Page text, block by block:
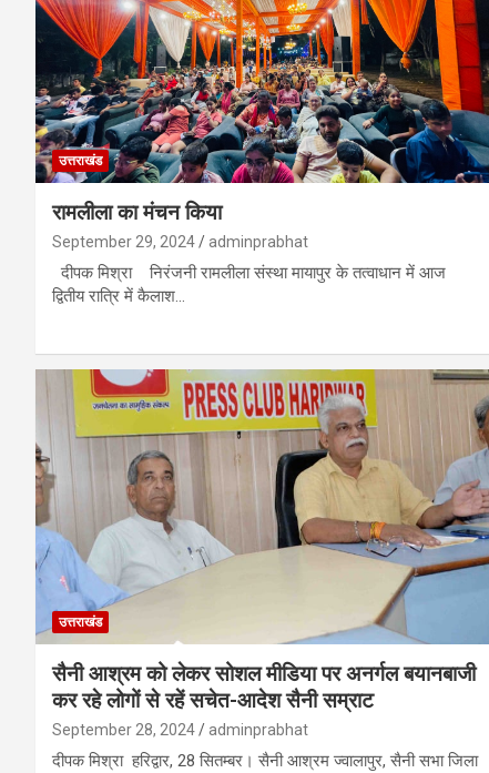
उत्तराखंड
रामलीला का मंचन किया
September 29, 2024 adminprabhat
दीपक मिश्रा निरंजनी रामलीला संस्था मायापुर के तत्वाधान में आज
द्वितीय रात्रि में कैलाश…
उत्तराखंड
सैनी आश्रम को लेकर सोशल मीडिया पर अनर्गल बयानबाजी
कर रहे लोगों से रहें सचेत-आदेश सैनी सम्राट
September 28, 2024 adminprabhat
दीपक मिश्रा हरिद्वार, 28 सितम्बर। सैनी आश्रम ज्वालापुर, सैनी सभा जिला